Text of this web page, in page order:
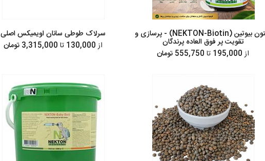
نکتون بیوتین (NEKTON-Biotin) - پرسازی و
تقویت پر فوق العاده پرندگان
از195,000 تا555,750 تومان
سرلاک طوطی سانان اویمیکس اصلی
از130,000 تا3,315,000 تومان